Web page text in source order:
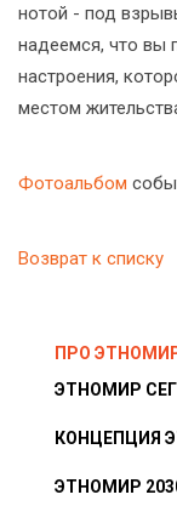
нотой - под
надеемся, что вы
настроения,
местом
Фотоальбом
Возврат к списку
ПРО
ЭТНОМИР
КОНЦЕПЦИЯ
ЭТНОМИР